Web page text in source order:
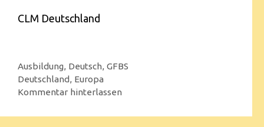
CLM Deutschland
Ausbildung, Deutsch, GFBS
Deutschland, Europa
Kommentar hinterlassen